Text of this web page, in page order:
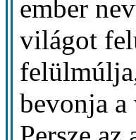
ember
világot
bevonja a